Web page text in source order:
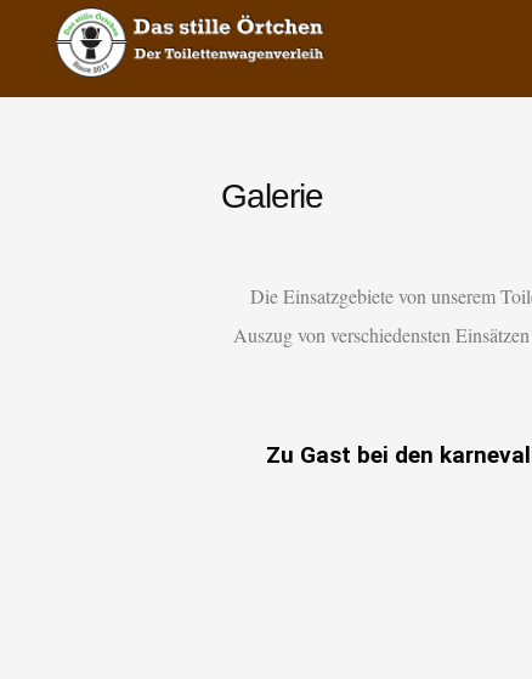
Das stille
Toilettenwagenverleih
Galerie
Die Einsatzgebiete von unserem
Auszug von verschiedensten
Zu Gast bei den